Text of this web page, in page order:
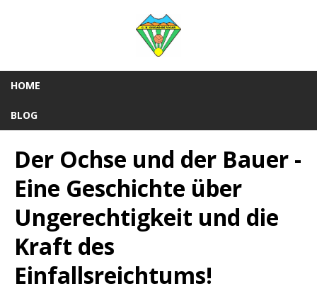
HOME
BLOG
Der Ochse und der Bauer -
Eine Geschichte über
Ungerechtigkeit und die
Kraft des
Einfallsreichtums!